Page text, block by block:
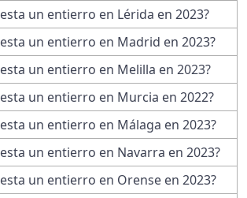
un entierro en Lérida en 2023?
un entierro en Madrid en 2023?
un entierro en Melilla en 2023?
un entierro en Murcia en 2022?
un entierro en Málaga en 2023?
un entierro en Navarra en 2023?
un entierro en Orense en 2023?